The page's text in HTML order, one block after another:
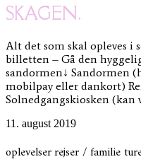
SKAGEN.
Alt det som skal opleves i
billetten – Gå den
sandormen↓ Sandormen
mobilpay eller dankort)
Solnedgangskiosken (kan
11. august 2019
oplevelserrejser / familie